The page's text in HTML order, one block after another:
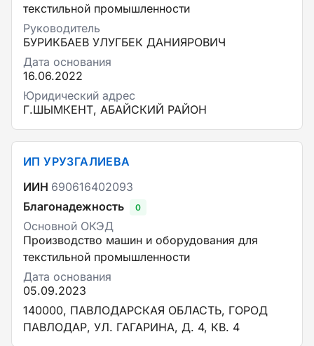
текстильной промышленности
Руководитель
БУРИКБАЕВ УЛУГБЕК ДАНИЯРОВИЧ
Дата основания
16.06.2022
Юридический адрес
Г.ШЫМКЕНТ, АБАЙСКИЙ РАЙОН
ИП УРУЗГАЛИЕВА
ИИН 690616402093
Благонадежность
0
Основной ОКЭД
Производство машин и оборудования для
текстильной промышленности
Дата основания
05.09.2023
140000, ПАВЛОДАРСКАЯ ОБЛАСТЬ, ГОРОД
ПАВЛОДАР, УЛ. ГАГАРИНА, Д. 4, КВ. 4